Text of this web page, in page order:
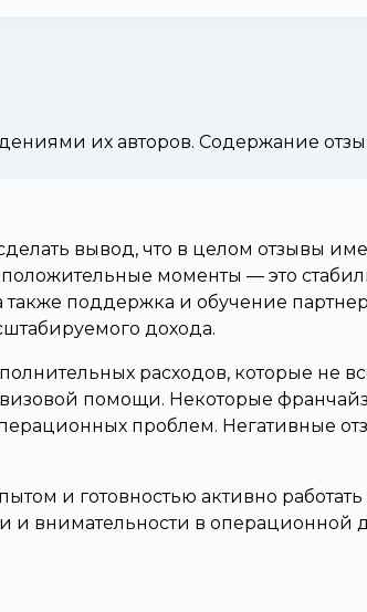
их авторов. Содержание
вывод, что в целом отзывы
моменты — это
поддержка и обучение
дохода.
расходов, которые не
помощи. Некоторые
проблем. Негативные
и готовностью активно работать
и внимательности в операционной